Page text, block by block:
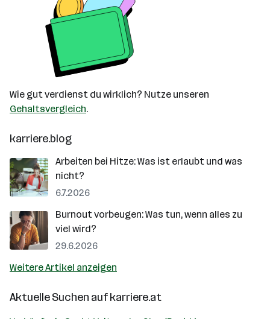
Wie gut verdienst du wirklich? Nutze unseren
Gehaltsvergleich.
karriere.blog
Arbeiten bei Hitze: Was ist erlaubt und was
nicht?
6.7.2026
Burnout vorbeugen: Was tun, wenn alles zu
viel wird?
29.6.2026
Weitere Artikel anzeigen
Aktuelle Suchen aufkarriere.at